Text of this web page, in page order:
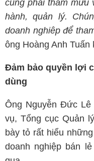
cũng phải tham mưu
hành, quản lý.
doanh nghiêp để
ông Hoàng Anh Tuấn
Đảm bảo quyền lợi
dùng
Ông Nguyễn Đức
vụ, Tổng cục Quản
bày tỏ rất hiểu
doanh nghiệp bán